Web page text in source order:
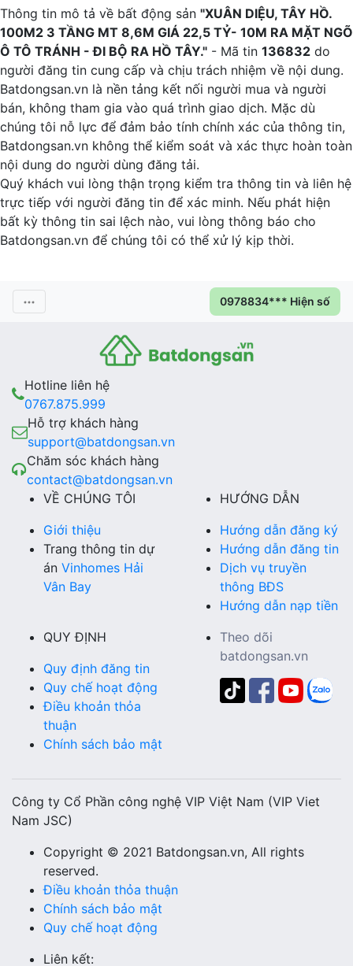
Thông tin mô tả về bất động sản "XUÂN DIỆU, TÂY HỒ.
100M2 3 TẦNG MT 8,6M GIÁ 22,5 TỶ- 10M RA MẶT NGÕ
Ô TÔ TRÁNH - ĐI BỘ RA HỒ TÂY." - Mã tin 136832 do
người đăng tin cung cấp và chịu trách nhiệm về nội dung.
Batdongsan.vn là nền tảng kết nối người mua và người
bán, không tham gia vào quá trình giao dịch. Mặc dù
chúng tôi nỗ lực để đảm bảo tính chính xác của thông tin,
Batdongsan.vn không thể kiểm soát và xác thực hoàn toàn
nội dung do người dùng đăng tải.
Quý khách vui lòng thận trọng kiểm tra thông tin và liên hệ
trực tiếp với người đăng tin để xác minh. Nếu phát hiện
bất kỳ thông tin sai lệch nào, vui lòng thông báo cho
Batdongsan.vn để chúng tôi có thể xử lý kịp thời.
0978834*** Hiện số
Hotline liên hệ
0767.875.999
Hỗ trợ khách hàng
support@batdongsan.vn
Chăm sóc khách hàng
contact@batdongsan.vn
VỀ CHÚNG TÔI
Giới thiệu
Trang thông tin dự
án Vinhomes Hải
Vân Bay
HƯỚNG DẪN
Hướng dẫn đăng ký
Hướng dẫn đăng tin
Dịch vụ truyền
thông BĐS
Hướng dẫn nạp tiền
QUY ĐỊNH
Quy định đăng tin
Quy chế hoạt động
Điều khoản thỏa
thuận
Chính sách bảo mật
Theo dõi
batdongsan.vn
Công ty Cổ Phần công nghệ VIP Việt Nam (VIP Viet
Nam JSC)
Copyright © 2021 Batdongsan.vn, All rights
reserved.
Điều khoản thỏa thuận
Chính sách bảo mật
Quy chế hoạt động
Liên kết: